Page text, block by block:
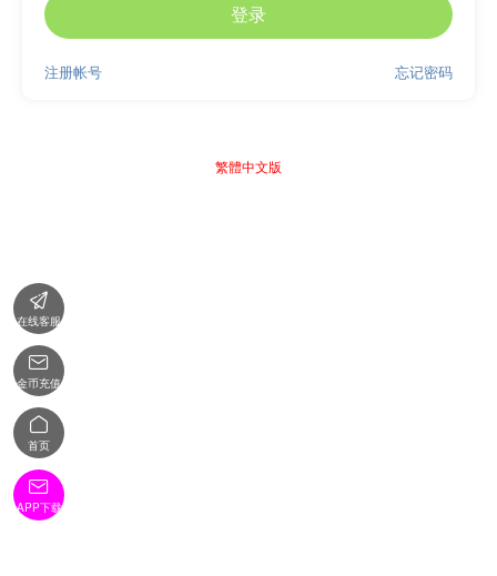
登录
忘记密码
注册帐号
繁體中文版

在线客服

金币充值

首页

APP下载